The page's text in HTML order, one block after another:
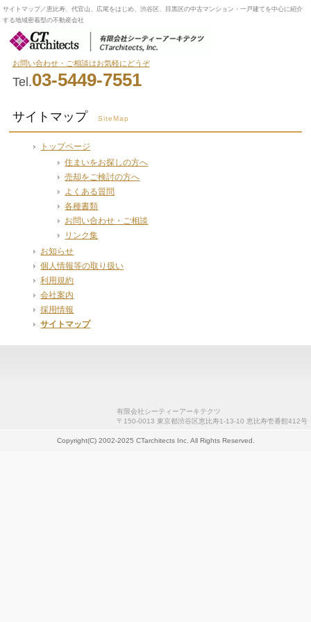
サイトマップ／恵比寿、代官山、広尾をはじめ、渋谷区、目黒区の中古マンション・一戸建てを中心に紹介
する地域密着型の不動産会社
お問い合わせ・ご相談はお気軽にどうぞ
Tel.03-5449-7551
サイトマップ SiteMap
トップページ
住まいをお探しの方へ
売却をご検討の方へ
よくある質問
各種書類
お問い合わせ・ご相談
リンク集
お知らせ
個人情報等の取り扱い
利用規約
会社案内
採用情報
サイトマップ
有限会社シーティーアーキテクツ
〒150-0013 東京都渋谷区恵比寿1-13-10 恵比寿壱番館412号
Copyright(C) 2002-2025 CTarchitects Inc. All Rights Reserved.